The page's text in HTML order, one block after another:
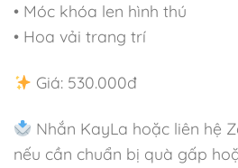
• Móc khóa len hình thú
• Hoa vải trang trí
Giá: 530.000đ
Nhắn KayLa hoặc liên hệ
nếu cần chuẩn bị quà gấp